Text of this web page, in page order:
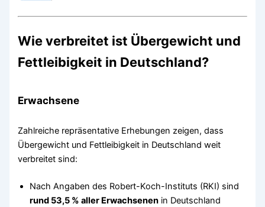
Wie verbreitet ist Übergewicht und
Fettleibigkeit in Deutschland?
Erwachsene
Zahlreiche repräsentative Erhebungen zeigen, dass
Übergewicht und Fettleibigkeit in Deutschland weit
verbreitet sind:
Nach Angaben des Robert-Koch-Instituts (RKI) sind
rund 53,5 % aller Erwachsenen in Deutschland